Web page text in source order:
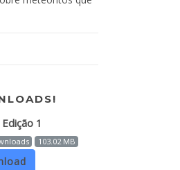
1
103.02 MB